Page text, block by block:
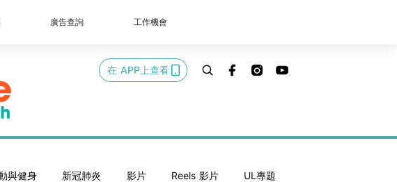
廣告查詢 工作機會
在 APP上查看
與健身 新冠肺炎 影片 Reels 影片 UL專題